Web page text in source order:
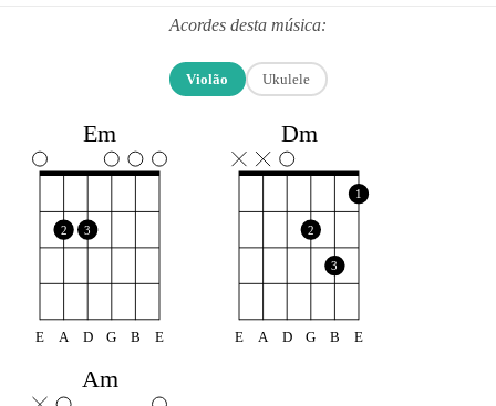
Acordes desta música:
Violão Ukulele
Em
2 3
E A D G B E
Dm
2
3
1
E A D G B E
Am